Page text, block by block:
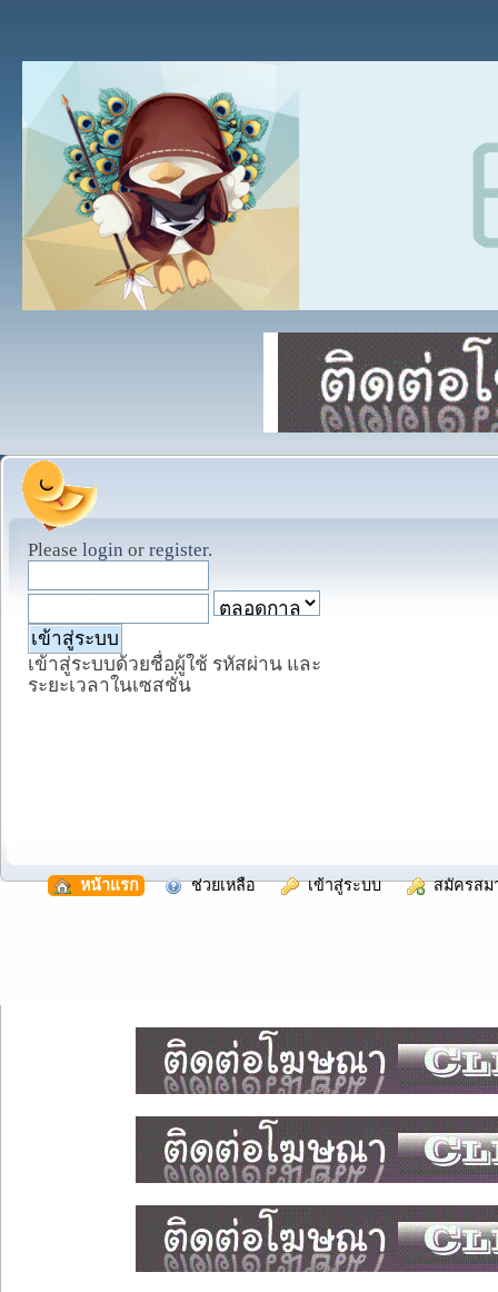
Please login or register.
เข้าสู่ระบบด้วยชื่อผู้ใช้ รหัสผ่าน และ
ระยะเวลาในเซสชั่น
หน้าแรก ช่วยเหลือ เข้าสู่ระบบ สมัครสม